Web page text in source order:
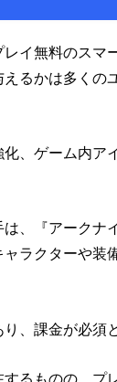
イ無料のスマ
るかは多くの
、ゲーム内ア
、『アークナ
ラクターや装
、課金が必須
るものの、プ